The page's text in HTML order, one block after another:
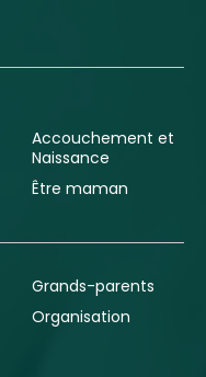
Accouchement et
Naissance
Être maman
Grands-parents
Organisation